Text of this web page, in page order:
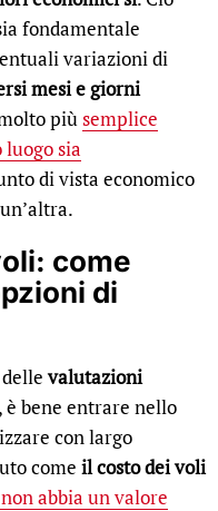
fondamentale
variazioni di
mesi e giorni
piùsemplice
sia
di vista economico
come
di
valutazioni
è bene entrare nello
con largo
come il costo dei voli
abbia un valore